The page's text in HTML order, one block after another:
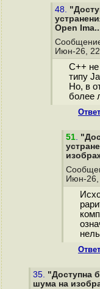
48.
Open
Июн-26,
С++ не
типу
Но, в
более
51.
Июн-26,
35. "Доступна
шума на